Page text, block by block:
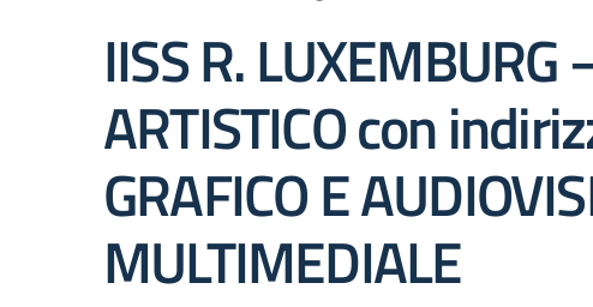
IISS R. LUXEMBURG
ARTISTICO con
GRAFICO E
MULTIMEDIALE